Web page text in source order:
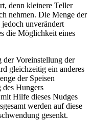
denn kleinere Teller
nehmen. Die Menge der
unverändert
die Möglichkeit eines
Voreinstellung der
gleichzeitig ein anderes
der Speisen
des Hungers
Hilfe dieses Nudges
werden auf diese
gesenkt.